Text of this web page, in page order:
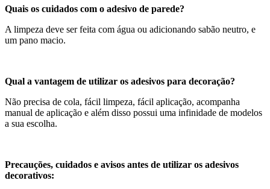
Quais os cuidados com o adesivo de parede?
A limpeza deve ser feita com água ou adicionando sabão neutro, e
um pano macio.
Qual a vantagem de utilizar os adesivos para decoração?
Não precisa de cola, fácil limpeza, fácil aplicação, acompanha
manual de aplicação e além disso possui uma infinidade de modelos
a sua escolha.
Precauções, cuidados e avisos antes de utilizar os adesivos
decorativos: